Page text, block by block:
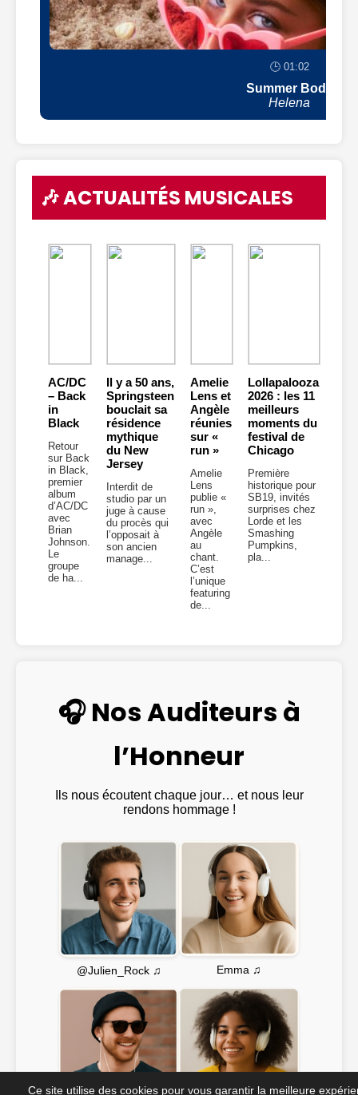
🕒 01:02
Summer Body
Helena
🎶 ACTUALITÉS MUSICALES
AC/DC
– Back
in
Black
Retour
sur Back
in Black,
premier
album
d’AC/DC
avec
Brian
Johnson.
Le
groupe
de ha...
Il y a 50 ans,
Springsteen
bouclait sa
résidence
mythique
du New
Jersey
Interdit de
studio par un
juge à cause
du procès qui
l’opposait à
son ancien
manage...
Amelie
Lens et
Angèle
réunies
sur «
run »
Amelie
Lens
publie «
run »,
avec
Angèle
au
chant.
C’est
l’unique
featuring
de...
Lollapalooza
2026 : les 11
meilleurs
moments du
festival de
Chicago
Première
historique pour
SB19, invités
surprises chez
Lorde et les
Smashing
Pumpkins,
pla...
🎧 Nos Auditeurs à
l’Honneur
Ils nous écoutent chaque jour… et nous leur
rendons hommage !
@Julien_Rock ♫ Emma ♫
Ce site utilise des cookies pour vous garantir la meilleure